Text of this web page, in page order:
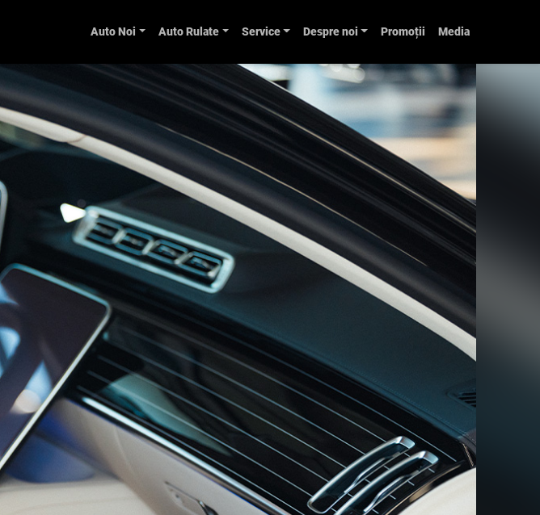
Auto Noi Auto Rulate Service Despre noi Promoții Media